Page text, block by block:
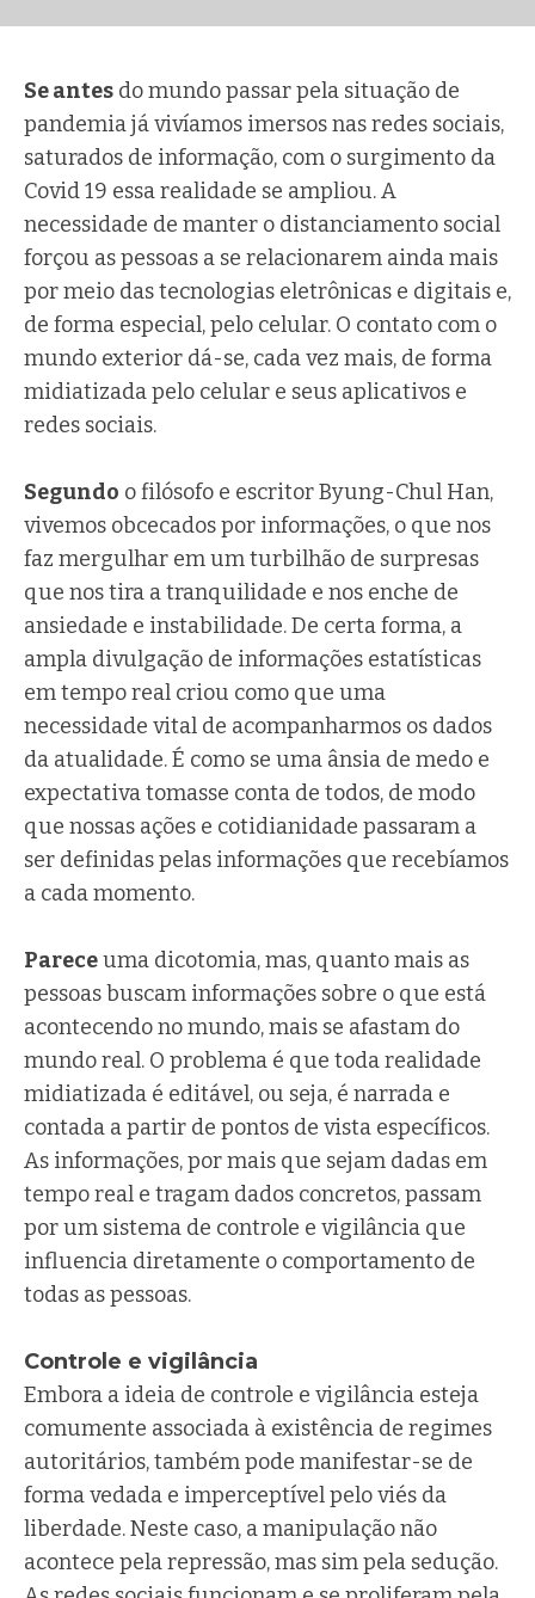
Se antes do mundo passar pela situação de
pandemia já vivíamos imersos nas redes sociais,
saturados de informação, com o surgimento da
Covid 19 essa realidade se ampliou. A
necessidade de manter o distanciamento social
forçou as pessoas a se relacionarem ainda mais
por meio das tecnologias eletrônicas e digitais e,
de forma especial, pelo celular. O contato com o
mundo exterior dá-se, cada vez mais, de forma
midiatizada pelo celular e seus aplicativos e
redes sociais.
Segundo o filósofo e escritor Byung-Chul Han,
vivemos obcecados por informações, o que nos
faz mergulhar em um turbilhão de surpresas
que nos tira a tranquilidade e nos enche de
ansiedade e instabilidade. De certa forma, a
ampla divulgação de informações estatísticas
em tempo real criou como que uma
necessidade vital de acompanharmos os dados
da atualidade. É como se uma ânsia de medo e
expectativa tomasse conta de todos, de modo
que nossas ações e cotidianidade passaram a
ser definidas pelas informações que recebíamos
a cada momento.
Pareceuma dicotomia, mas, quanto mais as
pessoas buscam informações sobre o que está
acontecendo no mundo, mais se afastam do
mundo real. O problema é que toda realidade
midiatizada é editável, ou seja, é narrada e
contada a partir de pontos de vista específicos.
As informações, por mais que sejam dadas em
tempo real e tragam dados concretos, passam
por um sistema de controle e vigilância que
influencia diretamente o comportamento de
todas as pessoas.
Controle e vigilância
Embora a ideia de controle e vigilância esteja
comumente associada à existência de regimes
autoritários, também pode manifestar-se de
forma vedada e imperceptível pelo viés da
liberdade. Neste caso, a manipulação não
acontece pela repressão, mas sim pela sedução.